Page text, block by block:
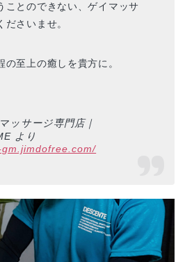
ことのできない、ゲイマッサ
さいませ。
の至上の癒しを貴方に。
ッサージ専門店｜
より